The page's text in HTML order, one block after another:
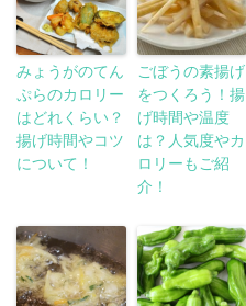
みょうがのてん
ぷらのカロリー
はどれくらい？
揚げ時間やコツ
について！
ごぼうの素揚げ
をつくろう！揚
げ時間や温度
は？人気度やカ
ロリーもご紹
介！